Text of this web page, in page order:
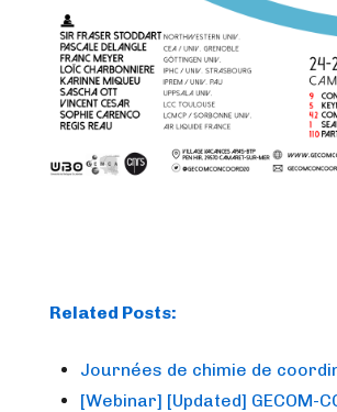
Related Posts:
Journées de chimie de
[Webinar] [Updated] GECOM-